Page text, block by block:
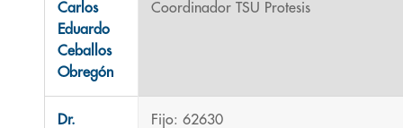
Carlos
Eduardo
Ceballos
Obregón
Coordinador TSU Protesis
Dr.
Fijo: 62630